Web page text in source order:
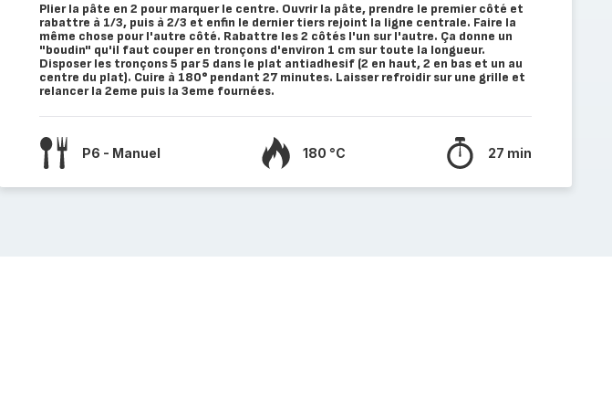
Plier la pâte en 2 pour marquer le centre. Ouvrir la pâte, prendre le premier côté et
rabattre à 1/3, puis à 2/3 et enfin le dernier tiers rejoint la ligne centrale. Faire la
même chose pour l'autre côté. Rabattre les 2 côtés l'un sur l'autre. Ça donne un
"boudin" qu'il faut couper en tronçons d'environ 1 cm sur toute la longueur.
Disposer les tronçons 5 par 5 dans le plat antiadhesif (2 en haut, 2 en bas et un au
centre du plat). Cuire à 180° pendant 27 minutes. Laisser refroidir sur une grille et
relancer la 2eme puis la 3eme fournées.
P6 - Manuel 180 °C 27 min